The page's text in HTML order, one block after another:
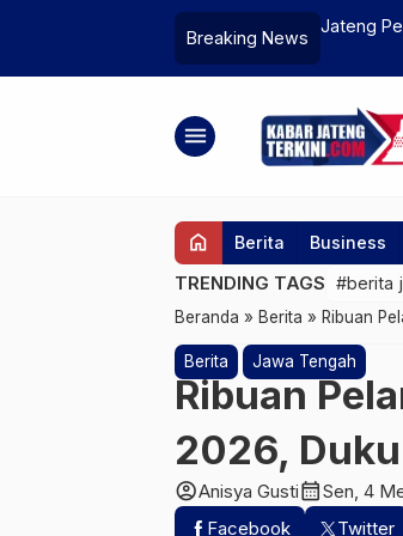
Breaking News
Jateng
menu
home Berita Business
TRENDING TAGS #berita
Beranda » Berita » Ribuan
Berita Jawa Tengah
Ribuan
2026,
account_circleAnisya Gusticalendar_monthSen, 4
Facebook
Twitter